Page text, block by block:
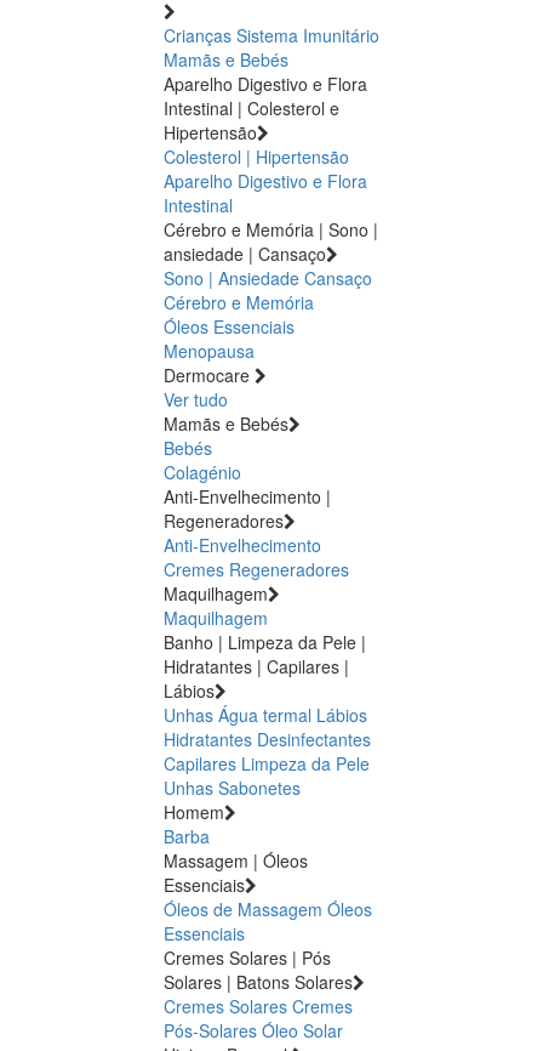
Crianças Sistema Imunitário
Mamãs e Bebés
Aparelho Digestivo e Flora
Intestinal | Colesterol e
Hipertensão
Colesterol | Hipertensão
Aparelho Digestivo e Flora
Intestinal
Cérebro e Memória | Sono |
ansiedade | Cansaço
Sono | Ansiedade Cansaço
Cérebro e Memória
Óleos Essenciais
Menopausa
Dermocare
Ver tudo
Mamãs e Bebés
Bebés
Colagénio
Anti-Envelhecimento |
Regeneradores
Anti-Envelhecimento
Cremes Regeneradores
Maquilhagem
Maquilhagem
Banho | Limpeza da Pele |
Hidratantes | Capilares |
Lábios
Unhas Água termal Lábios
Hidratantes Desinfectantes
Capilares Limpeza da Pele
Unhas Sabonetes
Homem
Barba
Massagem | Óleos
Essenciais
Óleos de Massagem Óleos
Essenciais
Cremes Solares | Pós
Solares | Batons Solares
Cremes Solares Cremes
Pós-Solares Óleo Solar